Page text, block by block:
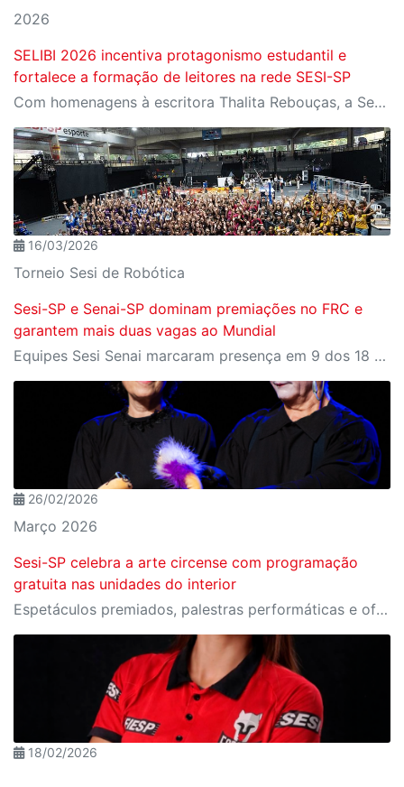
2026
SELIBI 2026 incentiva protagonismo estudantil e
fortalece a formação de leitores na rede SESI-SP
Com homenagens à escritora Thalita Rebouças, a Semana do Livro e da Biblioteca promove criatividade, produção autoral e diferentes formas de expressão entre estudantes da Educação Infantil à EJA
16/03/2026
Torneio Sesi de Robótica
Sesi-SP e Senai-SP dominam premiações no FRC e
garantem mais duas vagas ao Mundial
Equipes Sesi Senai marcaram presença em 9 dos 18 prêmios técnicos da competição, que ainda deu à Octopus (Bauru) e à Stardust (Limeira) vagas para o Mundial nos Estados Unidos
26/02/2026
Março 2026
Sesi-SP celebra a arte circense com programação
gratuita nas unidades do interior
Espetáculos premiados, palestras performáticas e oficinas de palhaçaria feminina em cidades como Campinas, Taubaté e Santos.
18/02/2026